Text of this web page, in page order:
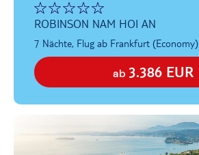
ROBINSON NAM HOI AN
7 Nächte, Flug ab Frankfurt (Economy)
ab 3.386 EUR